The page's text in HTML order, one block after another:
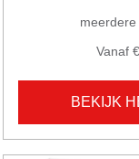
Vanaf
BEKIJK